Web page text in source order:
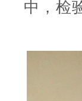
中，检